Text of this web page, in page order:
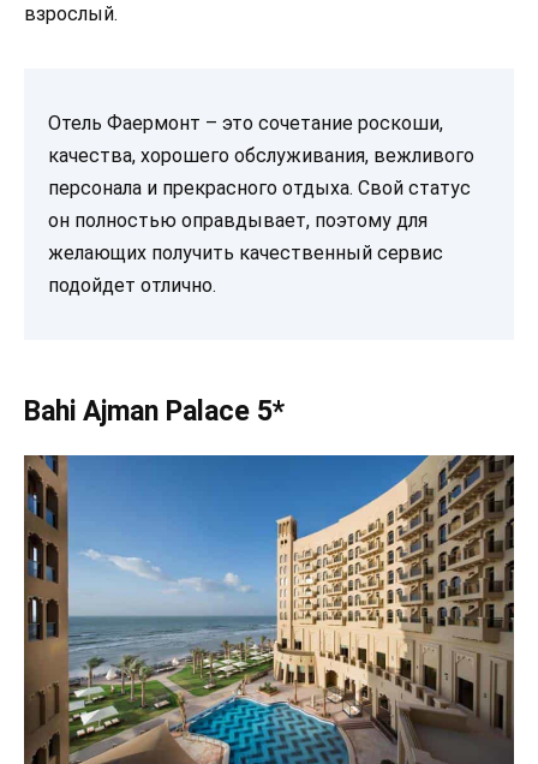
взрослый.
Отель Фаермонт – это сочетание роскоши,
качества, хорошего обслуживания, вежливого
персонала и прекрасного отдыха. Свой статус
он полностью оправдывает, поэтому для
желающих получить качественный сервис
подойдет отлично.
Bahi Ajman Palace 5*